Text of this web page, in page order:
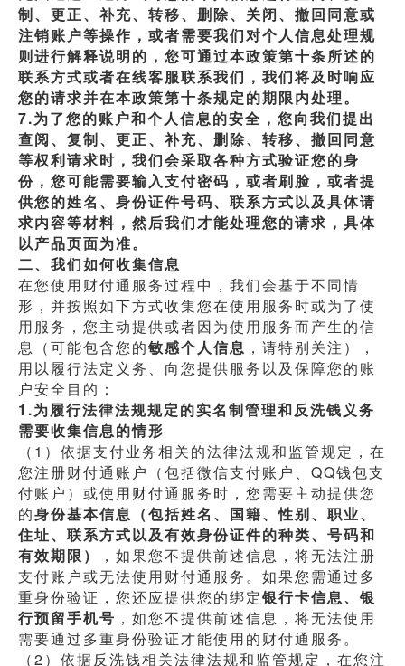
制、更正、补充、转移、删除、关闭、撤回同意或
注销账户等操作，或者需要我们对个人信息处理规
则进行解释说明的，您可通过本政策第十条所述的
联系方式或者在线客服联系我们，我们将及时响应
您的请求并在本政策第十条规定的期限内处理。
7.为了您的账户和个人信息的安全，您向我们提出
查阅、复制、更正、补充、删除、转移、撤回同意
等权利请求时，我们会采取各种方式验证您的身
份，您可能需要输入支付密码，或者刷脸，或者提
供您的姓名、身份证件号码、联系方式以及具体请
求内容等材料，然后我们才能处理您的请求，具体
以产品页面为准。
二、我们如何收集信息
在您使用财付通服务过程中，我们会基于不同情
形，并按照如下方式收集您在使用服务时或为了使
用服务，您主动提供或者因为使用服务而产生的信
息（可能包含您的敏感个人信息 ，请特别关注），
用以履行法定义务、向您提供服务以及保障您的账
户安全目的：
1.为履行法律法规规定的实名制管理和反洗钱义务
需要收集信息的情形
（1）依据支付业务相关的法律法规和监管规定，在
您注册财付通账户（包括微信支付账户、QQ钱包支
付账户）或使用财付通服务时，您需要主动提供您
的身份基本信息（包括姓名、国籍、性别、职业、
住址、联系方式以及有效身份证件的种类、号码和
有效期限）
，如果您不提供前述信息，将无法注册
支付账户或无法使用财付通服务。如果您需通过多
重身份验证，您还应提供您的绑定银行卡信息、银
行预留手机号 ，如您不提供前述信息，将无法使用
需要通过多重身份验证才能使用的财付通服务。
（2）依据反洗钱相关法律法规和监管规定，在您注